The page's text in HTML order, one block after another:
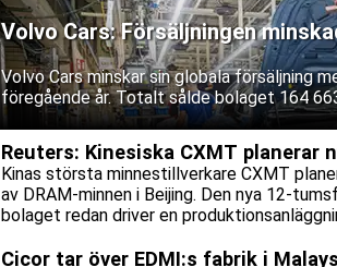
Volvo Cars: Försäljningen
Volvo Cars minskar sin globala försäljning
föregående år. Totalt sålde bolaget 164
Reuters: Kinesiska CXMT planerar
Kinas största minnestillverkare CXMT
av DRAM-minnen i Beijing. Den nya 12-
bolaget redan driver en
Cicor tar över EDMI:s fabrik i